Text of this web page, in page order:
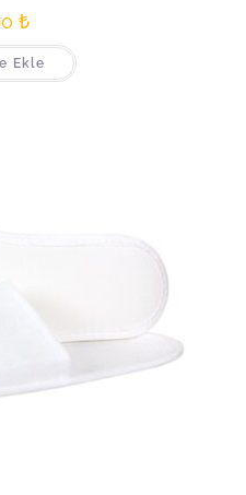
₺
Ekle